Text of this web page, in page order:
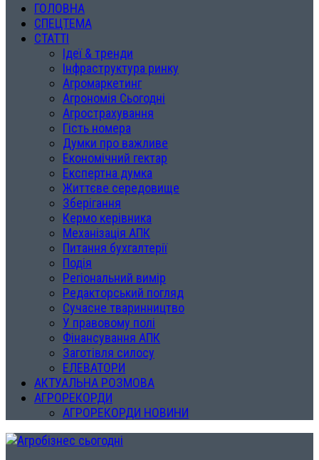
ГОЛОВНА
СПЕЦТЕМА
СТАТТІ
Ідеї & тренди
Інфраструктура ринку
Агромаркетинг
Агрономія Сьогодні
Агрострахування
Гість номера
Думки про важливе
Економічний гектар
Експертна думка
Життєве середовище
Зберігання
Кермо керівника
Механізація АПК
Питання бухгалтерії
Подія
Регіональний вимір
Редакторський погляд
Сучасне тваринництво
У правовому полі
Фінансування АПК
Заготівля силосу
ЕЛЕВАТОРИ
АКТУАЛЬНА РОЗМОВА
АГРОРЕКОРДИ
АГРОРЕКОРДИ НОВИНИ